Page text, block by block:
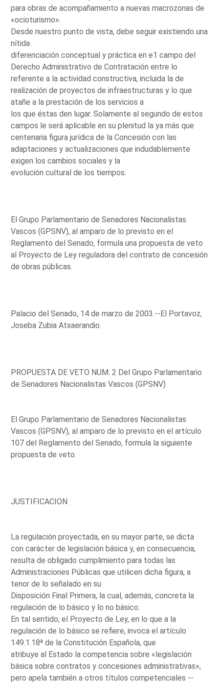
para obras de acompañamiento a nuevas macrozonas de
«ocioturismo».
Desde nuestro punto de vista, debe seguir existiendo una
nítida
diferenciación conceptual y práctica en e1 campo del
Derecho Administrativo de Contratación entre lo
referente a la actividad constructiva, incluida la de
realización de proyectos de infraestructuras y lo que
atañe a la prestación de los servicios a
los que éstas den lugar. Solamente al segundo de estos
campos le será aplicable en su plenitud la ya más que
centenaria figura jurídica de la Concesión con las
adaptaciones y actualizaciones que indudablemente
exigen los cambios sociales y la
evolución cultural de los tiempos.
El Grupo Parlamentario de Senadores Nacionalistas
Vascos (GPSNV), al amparo de lo previsto en el
Reglamento del Senado, formula una propuesta de veto
al Proyecto de Ley reguladora del contrato de concesión
de obras públicas.
Palacio del Senado, 14 de marzo de 2003.--El Portavoz,
Joseba Zubia Atxaerandio.
PROPUESTA DE VETO NUM. 2 Del Grupo Parlamentario
de Senadores Nacionalistas Vascos (GPSNV)
El Grupo Parlamentario de Senadores Nacionalistas
Vascos (GPSNV), al amparo de lo previsto en el artículo
107 del Reglamento del Senado, formula la siguiente
propuesta de veto.
JUSTIFICACION
La regulación proyectada, en su mayor parte, se dicta
con carácter de legislación básica y, en consecuencia,
resulta de obligado cumplimiento para todas las
Administraciones Públicas que utilicen dicha figura, a
tenor de lo señalado en su
Disposición Final Primera, la cual, además, concreta la
regulación de lo básico y lo no básico.
En tal sentido, el Proyecto de Ley, en lo que a la
regulación de lo básico se refiere, invoca el artículo
149.1.18ª de la Constitución Española, que
atribuye al Estado la competencia sobre «legislación
básica sobre contratos y concesiones administrativas»,
pero apela también a otros títulos competenciales --